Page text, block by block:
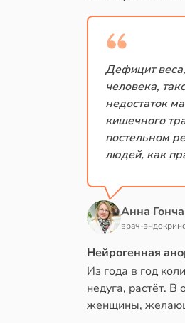
Дефицит
человека,
недостаток
кишечного
постельном
людей, как
Анна
врач-
Нейрогенная
Из года в год
недуга, растёт.
женщины,